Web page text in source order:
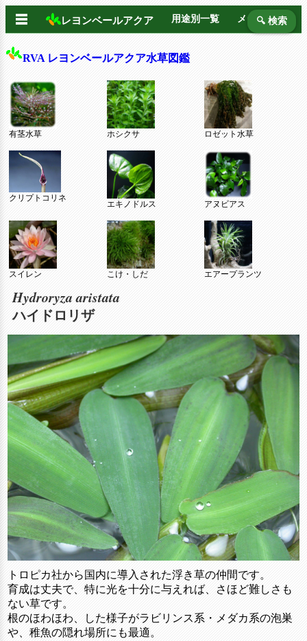
☰ レヨンベールアクア 用途別一覧 メーカー別
🔍 検索
RVA レヨンベールアクア水草図鑑
有茎水草 ホシクサ ロゼット水草
クリプトコリネ
エキノドルス アヌビアス
スイレン こけ・しだ エアープランツ
Hydroryza aristata
ハイドロリザ
トロピカ社から国内に導入された浮き草の仲間です。
育成は丈夫で、特に光を十分に与えれば、さほど難しさも
ない草です。
根のほわほわ、した様子がラビリンス系・メダカ系の泡巣
や、稚魚の隠れ場所にも最適。